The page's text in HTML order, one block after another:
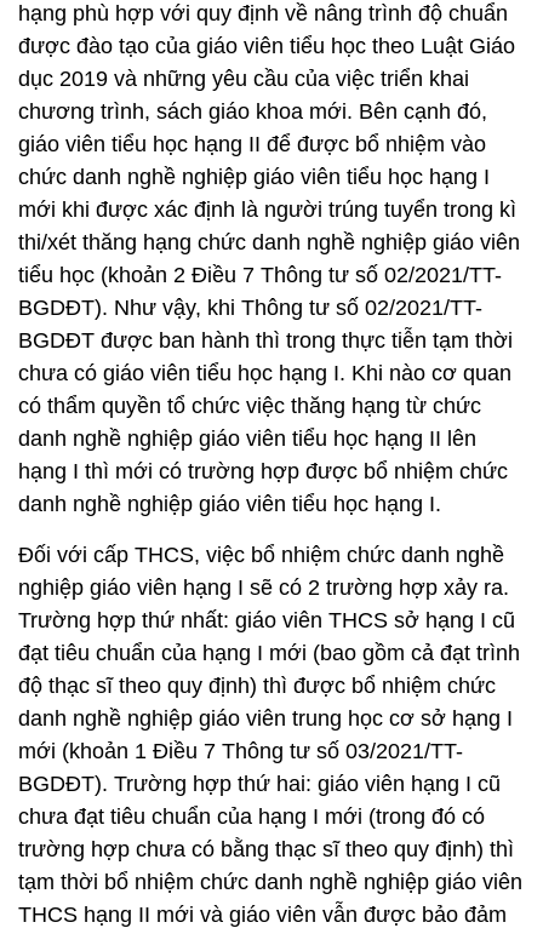
hạng phù hợp với quy định về nâng trình độ chuẩn
được đào tạo của giáo viên tiểu học theo Luật Giáo
dục 2019 và những yêu cầu của việc triển khai
chương trình, sách giáo khoa mới. Bên cạnh đó,
giáo viên tiểu học hạng II để được bổ nhiệm vào
chức danh nghề nghiệp giáo viên tiểu học hạng I
mới khi được xác định là người trúng tuyển trong kì
thi/xét thăng hạng chức danh nghề nghiệp giáo viên
tiểu học (khoản 2 Điều 7 Thông tư số 02/2021/TT-
BGDĐT). Như vậy, khi Thông tư số 02/2021/TT-
BGDĐT được ban hành thì trong thực tiễn tạm thời
chưa có giáo viên tiểu học hạng I. Khi nào cơ quan
có thẩm quyền tổ chức việc thăng hạng từ chức
danh nghề nghiệp giáo viên tiểu học hạng II lên
hạng I thì mới có trường hợp được bổ nhiệm chức
danh nghề nghiệp giáo viên tiểu học hạng I.
Đối với cấp THCS, việc bổ nhiệm chức danh nghề
nghiệp giáo viên hạng I sẽ có 2 trường hợp xảy ra.
Trường hợp thứ nhất: giáo viên THCS sở hạng I cũ
đạt tiêu chuẩn của hạng I mới (bao gồm cả đạt trình
độ thạc sĩ theo quy định) thì được bổ nhiệm chức
danh nghề nghiệp giáo viên trung học cơ sở hạng I
mới (khoản 1 Điều 7 Thông tư số 03/2021/TT-
BGDĐT). Trường hợp thứ hai: giáo viên hạng I cũ
chưa đạt tiêu chuẩn của hạng I mới (trong đó có
trường hợp chưa có bằng thạc sĩ theo quy định) thì
tạm thời bổ nhiệm chức danh nghề nghiệp giáo viên
THCS hạng II mới và giáo viên vẫn được bảo đảm